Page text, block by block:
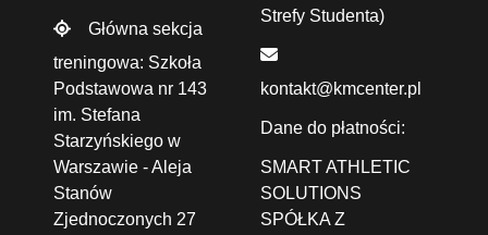
Główna sekcja
treningowa: Szkoła
Podstawowa nr 143
im. Stefana
Starzyńskiego w
Warszawie - Aleja
Stanów
Zjednoczonych 27
Strefy Studenta)
kontakt@kmcenter.pl
Dane do płatności:
SMART ATHLETIC
SOLUTIONS
SPÓŁKA Z